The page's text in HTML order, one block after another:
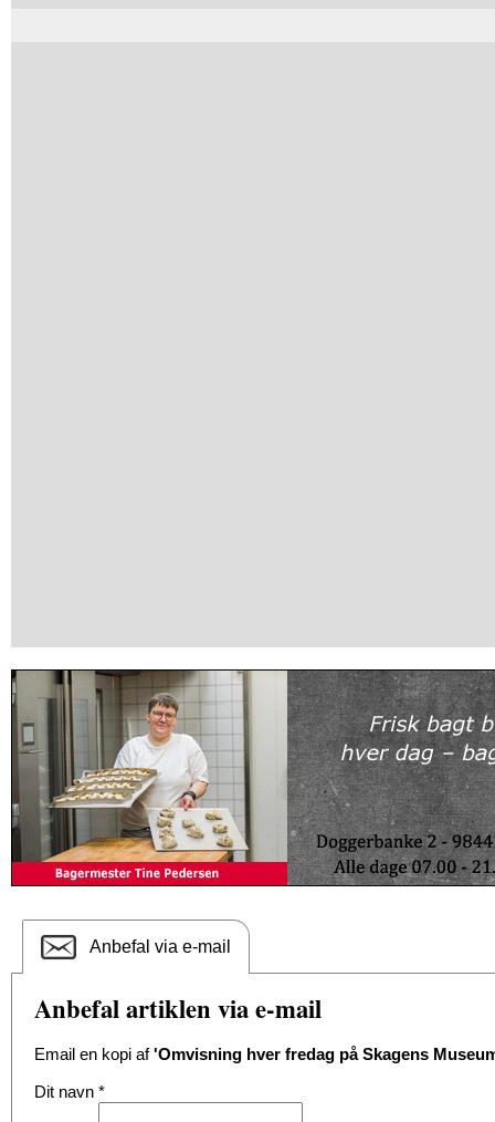
Anbefal via e-mail
Anbefal artiklen via e-mail
Email en kopi af'Omvisning hver fredag på Skagens
Dit navn *